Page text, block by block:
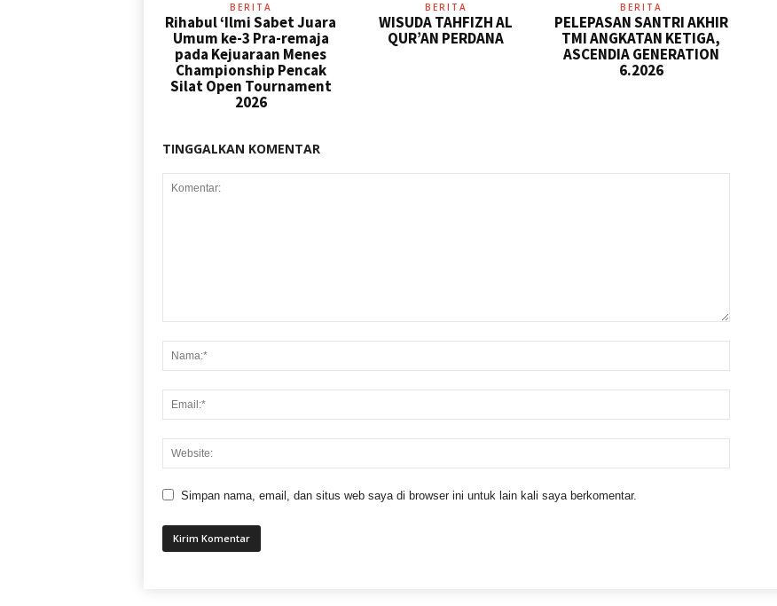
BERITA
Rihabul ‘Ilmi Sabet Juara
Umum ke-3 Pra-remaja
pada Kejuaraan Menes
Championship Pencak
Silat Open Tournament
2026
BERITA
WISUDA TAHFIZH AL
QUR’AN PERDANA
BERITA
PELEPASAN SANTRI AKHIR
TMI ANGKATAN KETIGA,
ASCENDIA GENERATION
6.2026
TINGGALKAN KOMENTAR
Simpan nama, email, dan situs web saya di browser ini untuk lain kali saya berkomentar.